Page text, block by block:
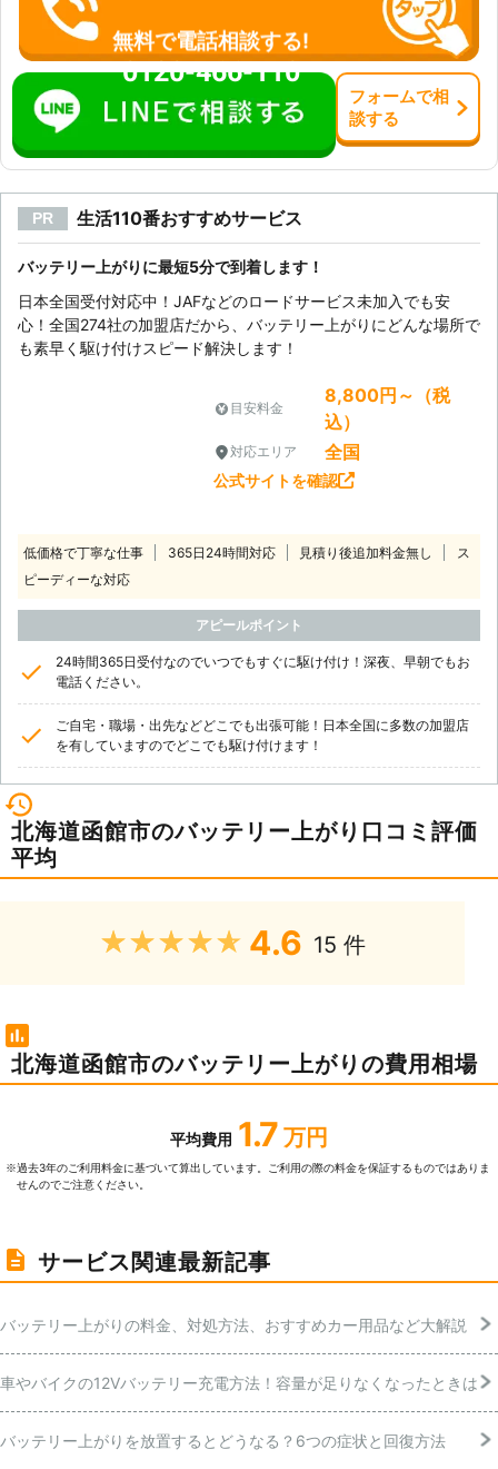
無料で電話相談する!
0120-466-110
フォームで相
談する
PR 生活110番おすすめサービス
バッテリー上がりに最短5分で到着します！
日本全国受付対応中！JAFなどのロードサービス未加入でも安
心！全国274社の加盟店だから、バッテリー上がりにどんな場所で
も素早く駆け付けスピード解決します！
目安料金
8,800円～（税
込）
対応エリア 全国
公式サイトを確認
低価格で丁寧な仕事 365日24時間対応 見積り後追加料金無し
ス
ピーディーな対応
アピールポイント
24時間365日受付なのでいつでもすぐに駆け付け！深夜、早朝でもお
電話ください。
ご自宅・職場・出先などどこでも出張可能！日本全国に多数の加盟店
を有していますのでどこでも駆け付けます！
北海道函館市のバッテリー上がり口コミ評価
平均
★★★★★ 4.6 15 件
北海道函館市のバッテリー上がりの費用相場
平均費用 1.7 万円
※過去3年のご利⽤料⾦に基づいて算出しています。ご利⽤の際の料⾦を保証するものではありま
せんのでご注意ください。
サービス関連最新記事
バッテリー上がりの料金、対処方法、おすすめカー用品など大解説
車やバイクの12Vバッテリー充電方法！容量が足りなくなったときは
バッテリー上がりを放置するとどうなる？6つの症状と回復方法